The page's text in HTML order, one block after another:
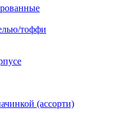
тоффи
(ассорти)